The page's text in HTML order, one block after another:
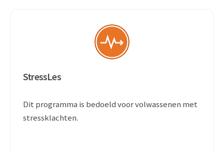
StressLes
Dit programma is bedoeld voor volwassenen met
stressklachten.